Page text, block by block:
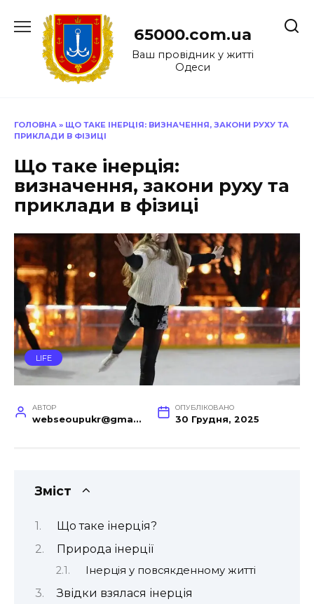
до
65000.com.ua
Ваш провідник у житті
Одеси
ГОЛОВНА » ЩО ТАКЕ ІНЕРЦІЯ: ВИЗНАЧЕННЯ, ЗАКОНИ РУХУ ТА
ПРИКЛАДИ В ФІЗИЦІ
Що таке інерція:
визначення, закони руху та
приклади в фізиці
LIFE
АВТОР
webseoupukr@gmail.com
ОПУБЛІКОВАНО
30 Грудня, 2025
Зміст
Що таке інерція?
Природа інерції
Інерція у повсякденному житті
Звідки взялася інерція